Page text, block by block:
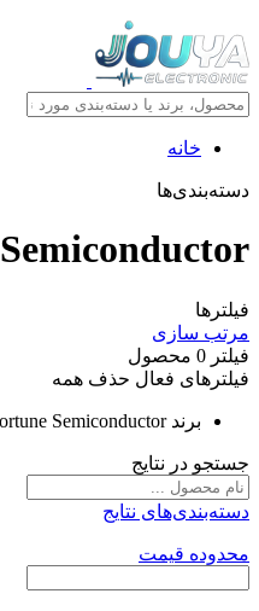
خانه
دسته‌بندی‌ها
فیلترها
مرتب سازی
فیلتر 0 محصول
فیلترهای فعال حذف همه
برند Semiconductor
جستجو در نتایج
دسته‌بندی‌های نتایج
محدوده قیمت